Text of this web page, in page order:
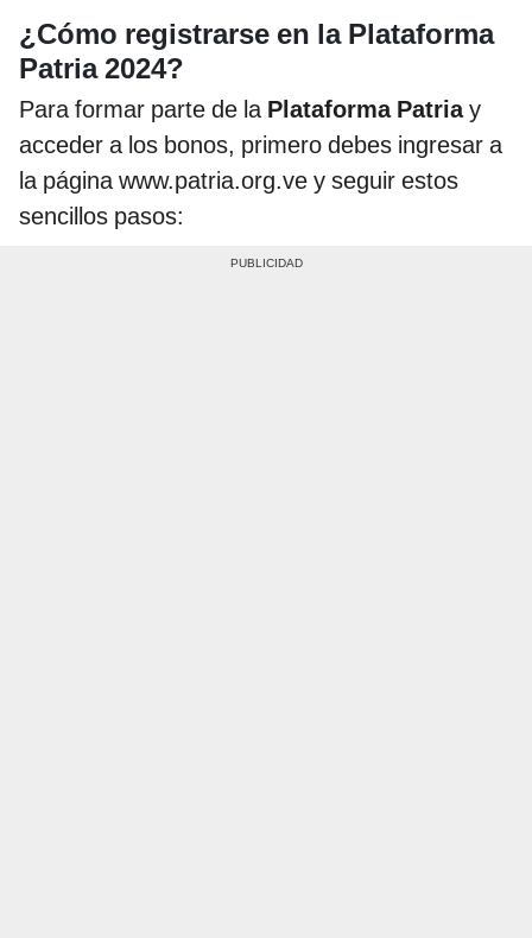
¿Cómo registrarse en la Plataforma
Patria 2024?
Para formar parte de la Plataforma Patriay
acceder a los bonos, primero debes ingresar a
la página www.patria.org.ve y seguir estos
sencillos pasos: